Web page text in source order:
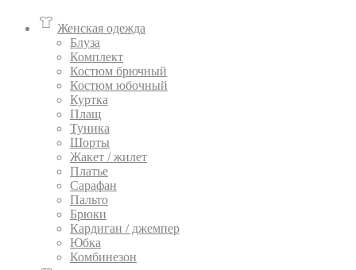
Женская одежда
Блуза
Комплект
Костюм брючный
Костюм юбочный
Куртка
Плащ
Туника
Шорты
Жакет / жилет
Платье
Сарафан
Пальто
Брюки
Кардиган / джемпер
Юбка
Комбинезон